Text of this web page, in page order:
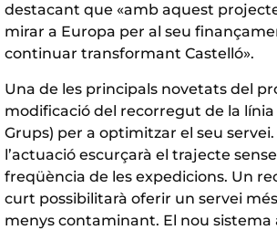
destacant que «amb aquest
mirar a Europa per al seu
continuar transformant Castelló».
Una de les principals novetats del
modificació del recorregut de la
Grups) per a optimitzar el seu
l’actuació escurçarà el trajecte
freqüència de les expedicions. Un
curt possibilitarà oferir un servei
menys contaminant. El nou sistema